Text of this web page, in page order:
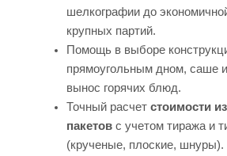
шелкографии до
крупных партий.
Помощь в выборе
прямоугольным дном, саше
вынос горячих блюд.
Точный расчет стоимости
пакетовс учетом тиража и
(крученые, плоские, шнуры).